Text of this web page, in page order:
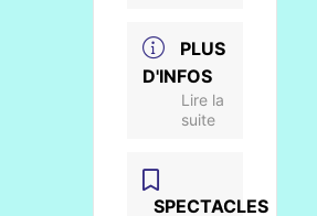
PLUS
D'INFOS
Lire la
suite
SPECTACLES